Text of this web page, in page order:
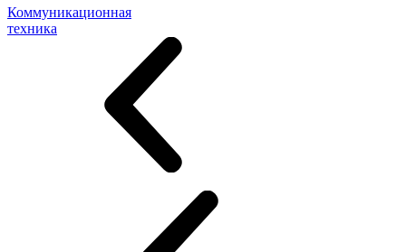
Коммуникационная
техника